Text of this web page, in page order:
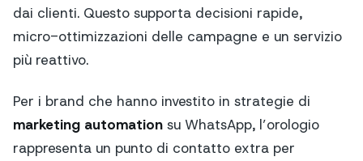
dai clienti. Questo supporta decisioni rapide,
micro-ottimizzazioni delle campagne e un servizio
più reattivo.
Per i brand che hanno investito in strategie di
marketing automation su WhatsApp, l’orologio
rappresenta un punto di contatto extra per